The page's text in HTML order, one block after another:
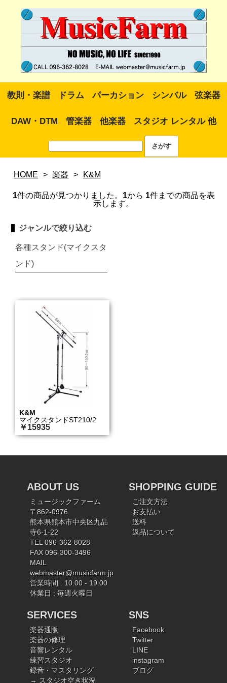
教則・楽譜 ドラム パーカション シンバル 弦楽器
DAW・DTM 管楽器 他楽器 スタジオ レンタル 他
HOME > 楽器 > K&M
1件の商品が見つかりました。 1から 1件までの商品を表
示します。
ジャンルで絞り込む
各種スタンド(マイクスタ
ンド)
K&M
マイクスタンドST210/2
￥15935
ABOUT US
ミュージックファーム
〒862-0976
熊本県熊本市中央区九品
寺6-1-22
TEL 096-362-8028
FAX 096-300-3496
MAIL
webmaster@musicfarm.jp
営業時間 : 10:00 - 19:00
休業日 : 毎週火曜日
SHOPPING GUIDE
ご注文方法
お支払い
送料
返品について
SERVICES
楽器通販
楽器の修理
音響レンタル
練習スタジオ
録音・マスタリング
→ スタジオ空き状況
SNS
Facebook
Twitter
LINE
instagram
ブログ